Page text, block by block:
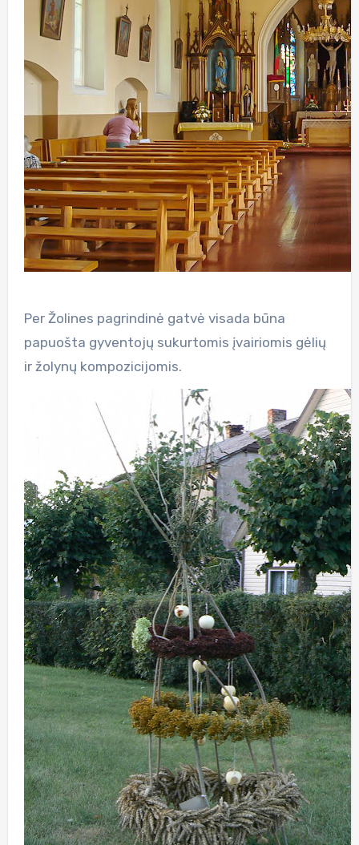
Per Žolines pagrindinė gatvė visada būna
papuošta gyventojų sukurtomis įvairiomis gėlių
ir žolynų kompozicijomis.